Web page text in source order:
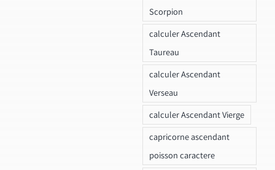
Scorpion
calculer Ascendant
Taureau
calculer Ascendant
Verseau
calculer Ascendant Vierge
capricorne ascendant
poisson caractere